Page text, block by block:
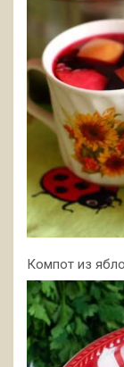
Компот из